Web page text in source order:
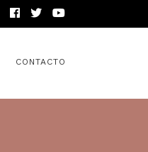
CONTACTO